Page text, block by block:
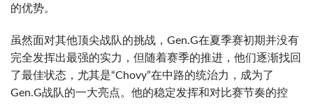
的优势。
虽然面对其他顶尖战队的挑战，Gen.G在夏季赛初期并没有
完全发挥出最强的实力，但随着赛季的推进，他们逐渐找回
了最佳状态，尤其是“Chovy”在中路的统治力，成为了
Gen.G战队的一大亮点。他的稳定发挥和对比赛节奏的控